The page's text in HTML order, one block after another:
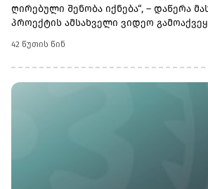
ღირებული შენობა იქნება“, – დაწერა
პროექტის ამსახველი ვიდეო
ქარხნის ფართობი დაახლოებით 9.3
მეტრს შეადგენს, რაც Terafab-ს
წარმოების უდიდეს ქარხანად
42 წუთის წინ